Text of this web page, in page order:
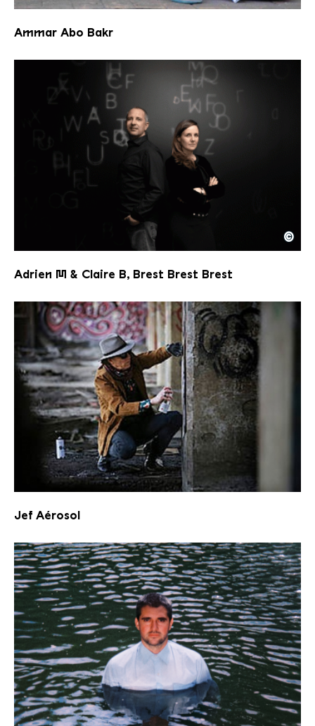
Ammar abo bakr
Ammar Abo Bakr
Adrien M and Claire B
Copyright: © Vinciane Lebrun / Voyez-Vous
©
Adrien M & Claire B, Brest Brest Brest
Jef Aérosol
Jef Aérosol